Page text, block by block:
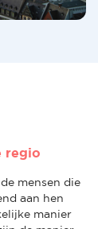
regio
mensen die
aan hen
manier